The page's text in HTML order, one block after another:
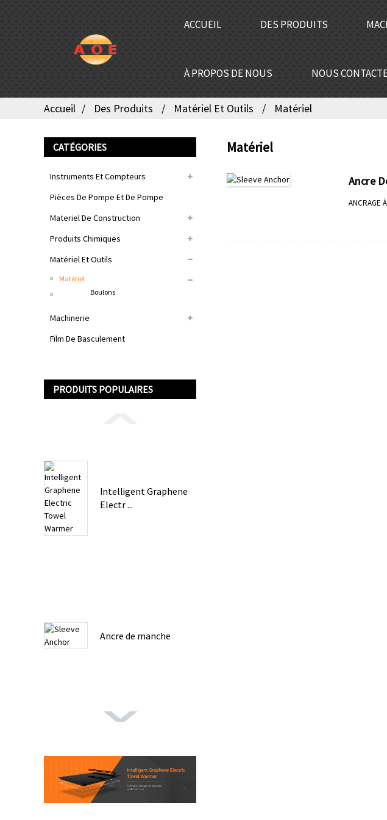
ACCUEIL DES PRODUITS
À PROPOS DE NOUS NOUS
Accueil Des Produits Matériel Et Outils Matériel
CATÉGORIES
Instruments Et Compteurs
Pièces De Pompe Et De Pompe
Materiel De Construction
Produits Chimiques
Matériel Et Outils
Matériel
Boulons
Machinerie
Film De Basculement
PRODUITS POPULAIRES
Intelligent Graphene
Electr ...
Ancre de manche
SILICONE FUMÉE À
BASE DE SILICE ...
Matériel
Ancre
ANCRAGE